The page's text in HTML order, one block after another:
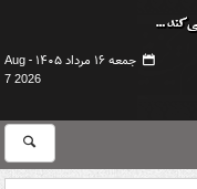
جمعه ۱۶ مرداد ۱۴۰۵ -
Aug
7 2026